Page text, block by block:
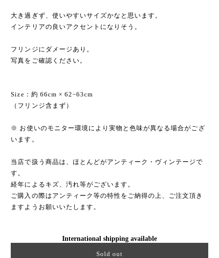
大き過ぎず、使いやすいサイズかなと思います。
インテリアの良いアクセントになりそう。
フリンジにダメージあり。
写真をご確認ください。
Size：約 66cm × 62−63cm
（フリンジ含まず）
※ お使いのモニター環境により実物と色味が異なる場合がござ
います。
当店で扱う商品は、ほとんどがアンティーク・ヴィンテージで
す。
経年によるキズ、汚れ等がございます。
ご購入の際はアンティーク等の特性をご納得の上、ご注文頂き
ますようお願いいたします。
International shipping available
Sold out